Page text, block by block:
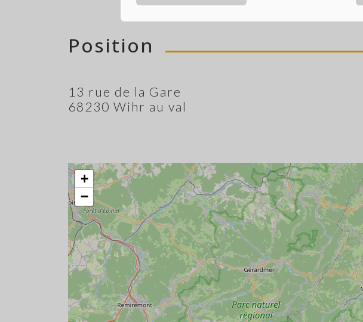
Position
13 rue de la Gare
68230 Wihr au val
+
−